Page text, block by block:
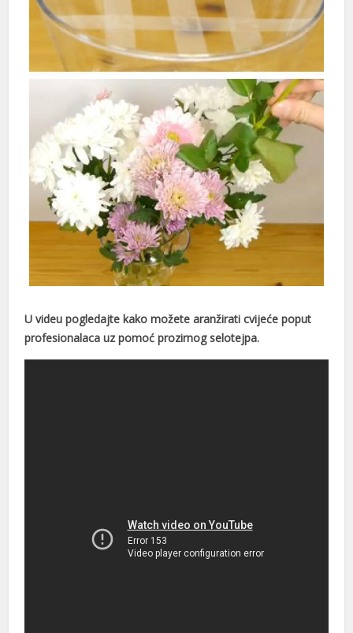
U videu pogledajte kako možete aranžirati cvijeće poput
profesionalaca uz pomoć prozirnog selotejpa.